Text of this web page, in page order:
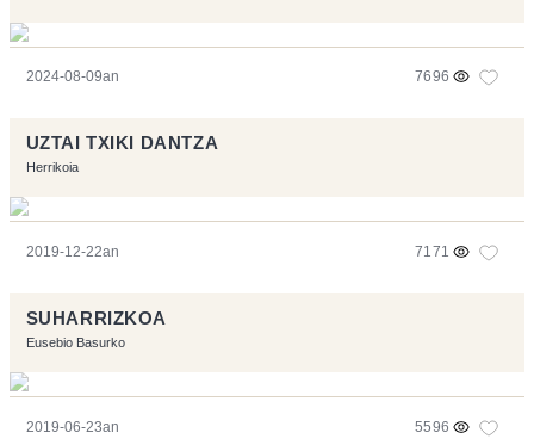
2024-08-09an 7696
UZTAI TXIKI DANTZA
Herrikoia
2019-12-22an 7171
SUHARRIZKOA
Eusebio Basurko
2019-06-23an 5596